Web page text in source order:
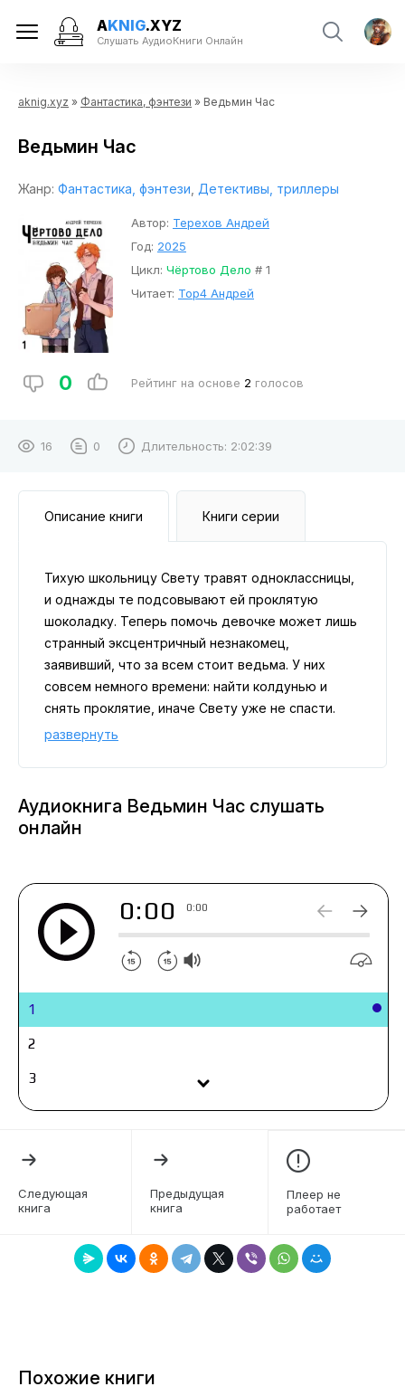
AKNIG.XYZ
Слушать АудиоКниги Онлайн
aknig.xyz » Фантастика, фэнтези » Ведьмин Час
Ведьмин Час
Жанр: Фантастика, фэнтези Детективы, триллеры
Автор: Терехов Андрей
Год: 2025
Цикл: Чёртово Дело # 1
Читает: Тор4 Андрей
0 Рейтинг на основе 2 голосов
16 0 Длительность: 2:02:39
Описание книги Книги серии
Тихую школьницу Свету травят одноклассницы,
и однажды те подсовывают ей проклятую
шоколадку. Теперь помочь девочке может лишь
странный эксцентричный незнакомец,
заявивший, что за всем стоит ведьма. У них
совсем немного времени: найти колдунью и
снять проклятие, иначе Свету уже не спасти.
развернуть
Аудиокнига Ведьмин Час слушать
онлайн
0:00 0:00
1
2
3
4
7
Следующая
книга
Предыдущая
книга
Плеер не
работает
Похожие книги